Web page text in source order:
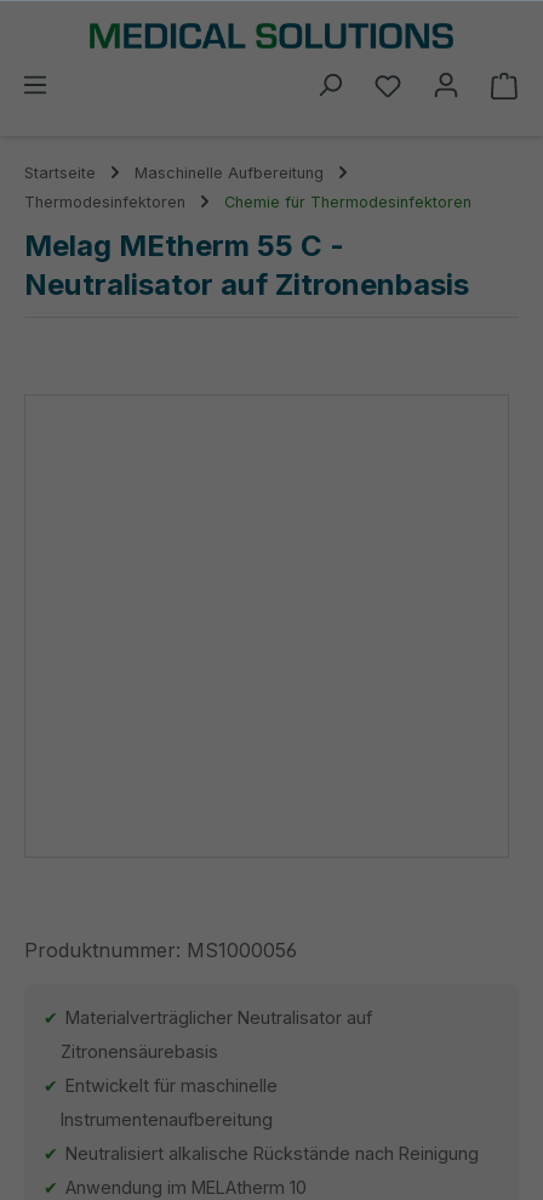
springen
Du hast 0
Startseite
Maschinelle Aufbereitung
Thermodesinfektoren
Chemie für Thermodesinfektoren
Melag MEtherm 55 C -
Neutralisator auf Zitronenbasis
Produktnummer: MS1000056
Materialverträglicher Neutralisator auf
Zitronensäurebasis
Entwickelt für maschinelle
Instrumentenaufbereitung
Neutralisiert alkalische Rückstände nach Reinigung
Anwendung im MELAtherm 10